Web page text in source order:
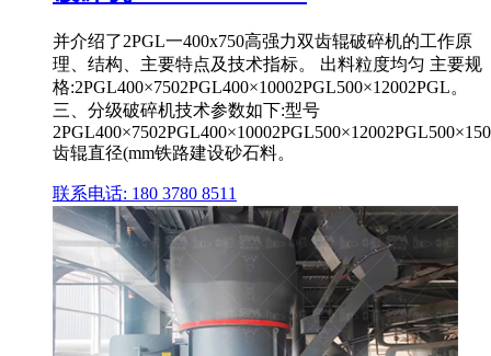
并介绍了2PGL一400x750高强力双齿辊破碎机的工作原
理、结构、主要特点及技术指标。 出料粒度均匀 主要规
格:2PGL400×7502PGL400×10002PGL500×12002PGL。
三、分级破碎机技术参数如下:型号
齿辊直径(mm铁路建设砂石料。
联系电话: 180 3780 8511